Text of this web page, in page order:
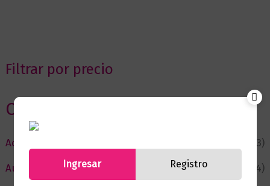
Filtrar por precio
Categorias
Actualidad
(53)
Autor del Mes
(4)
Ingresar Registro